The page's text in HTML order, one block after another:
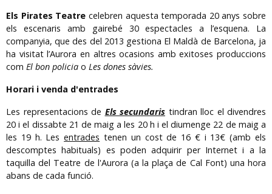
Els Pirates Teatre celebren aquesta temporada 20 anys sobre
els escenaris amb gairebé 30 espectacles a l’esquena. La
companyia, que des del 2013 gestiona El Maldà de Barcelona, ja
ha visitat l’Aurora en altres ocasions amb exitoses produccions
com El bon policia o Les dones sàvies.
Horari i venda d'entrades
Les representacions de Els secundaris tindran lloc el divendres
20 i el dissabte 21 de maig a les 20 h i el diumenge 22 de maig a
les 19 h. Lesentrades tenen un cost de 16 € i 13€ (amb els
descomptes habituals) es poden adquirir per Internet i a la
taquilla del Teatre de l'Aurora (a la plaça de Cal Font) una hora
abans de cada funció.